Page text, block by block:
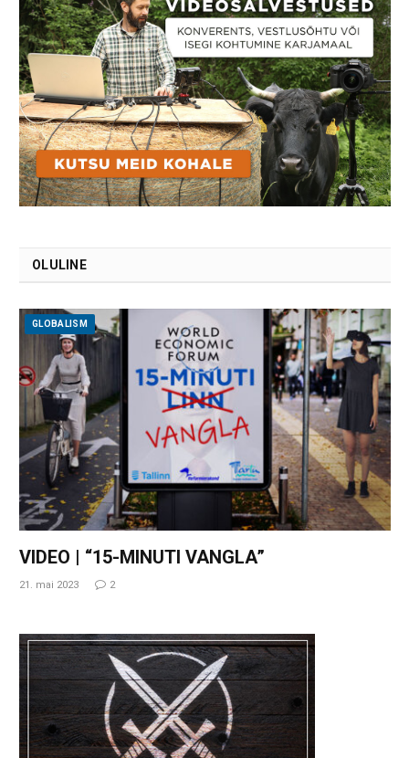
OLULINE
GLOBALISM
VIDEO | “15-MINUTI VANGLA”
21. mai 2023 2